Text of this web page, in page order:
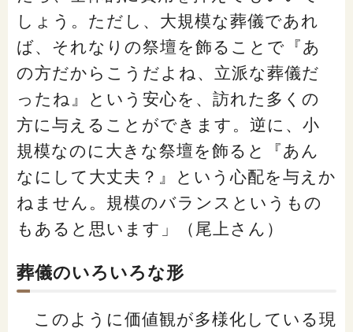
しょう。ただし、大規模な葬儀であれ
ば、それなりの祭壇を飾ることで『あ
の方だからこうだよね、立派な葬儀だ
ったね』という安心を、訪れた多くの
方に与えることができます。逆に、小
規模なのに大きな祭壇を飾ると『あん
なにして大丈夫？』という心配を与えか
ねません。規模のバランスというもの
もあると思います」（尾上さん）
葬儀のいろいろな形
このように価値観が多様化している現